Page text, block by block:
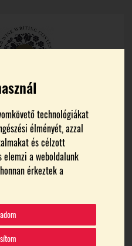
technológiákat
élményét, azzal
és célzott
a weboldalunk
érkeztek a
-